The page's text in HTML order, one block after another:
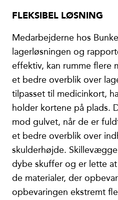
FLEKSIBEL LØSNING
Medarbejderne hos
lagerløsningen og
effektiv, kan rumme flere
et bedre overblik over
tilpasset til medicinkort,
holder kortene på plads.
mod gulvet, når de er
et bedre overblik over
skulderhøjde.
dybe skuffer og er lette
de materialer, der
opbevaringen ekstremt